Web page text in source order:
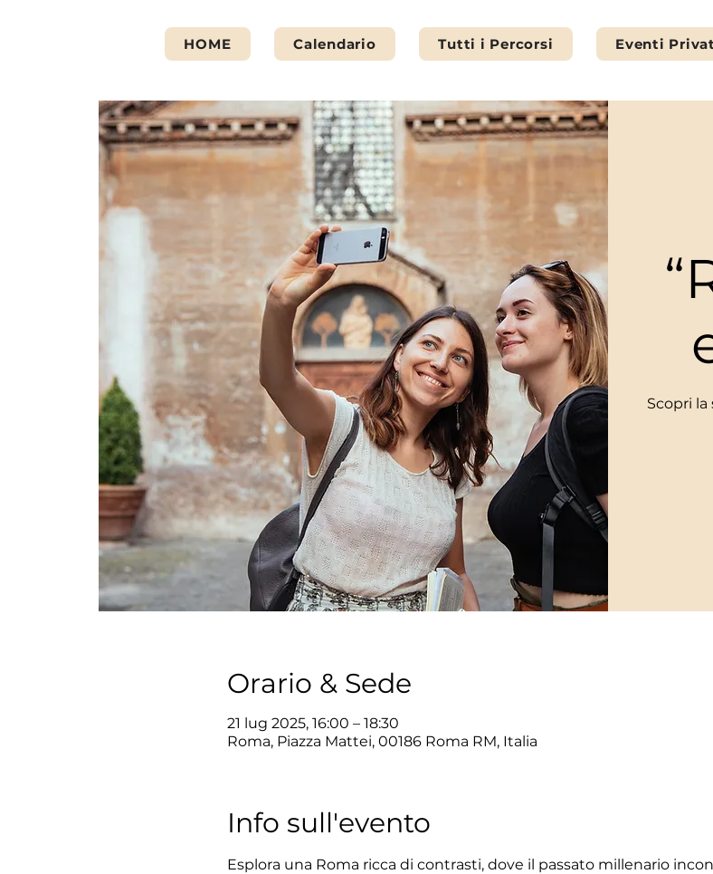
HOME Calendario Tutti i Percorsi Eventi
Scopri
Orario & Sede
21 lug 2025, 16:00 – 18:30
Roma, Piazza Mattei, 00186 Roma RM, Italia
Info sull'evento
Esplora una Roma ricca di contrasti, dove il passato millenario